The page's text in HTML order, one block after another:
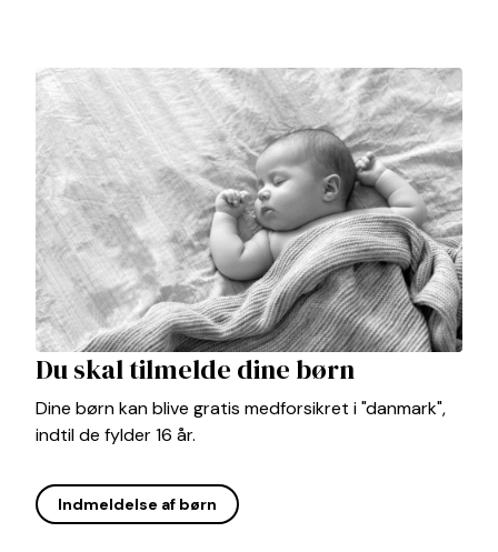
Du skal tilmelde dine børn
Dine børn kan blive gratis medforsikret i "danmark",
indtil de fylder 16 år.
Indmeldelse af børn